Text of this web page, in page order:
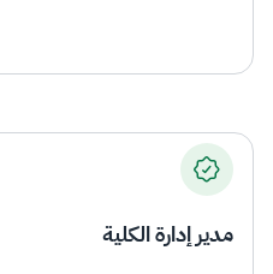
مدير إدارة الكلية